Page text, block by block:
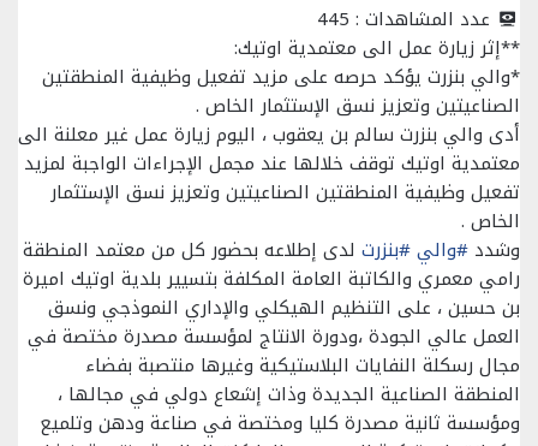
عدد المشاهدات : 445
**إثر زيارة عمل الى معتمدية اوتيك:
*والي بنزرت يؤكد حرصه على مزيد تفعيل وظيفية المنطقتين
الصناعيتين وتعزيز نسق الإستثمار الخاص .
أدى والي بنزرت سالم بن يعقوب ، اليوم زيارة عمل غير معلنة الى
معتمدية اوتيك توقف خلالها عند مجمل الإجراءات الواجبة لمزيد
تفعيل وظيفية المنطقتين الصناعيتين وتعزيز نسق الإستثمار
الخاص .
وشدد #والي#بنزرت لدى إطلاعه بحضور كل من معتمد المنطقة
رامي معمري والكاتبة العامة المكلفة بتسيير بلدية اوتيك اميرة
بن حسين ، على التنظيم الهيكلي والإداري النموذجي ونسق
العمل عالي الجودة ،ودورة الانتاج لمؤسسة مصدرة مختصة في
مجال رسكلة النفايات البلاستيكية وغيرها منتصبة بفضاء
المنطقة الصناعية الجديدة وذات إشعاع دولي في مجالها ،
ومؤسسة ثانية مصدرة كليا ومختصة في صناعة ودهن وتلميع